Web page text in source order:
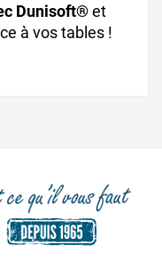
Dunisoft®et
à vos tables !